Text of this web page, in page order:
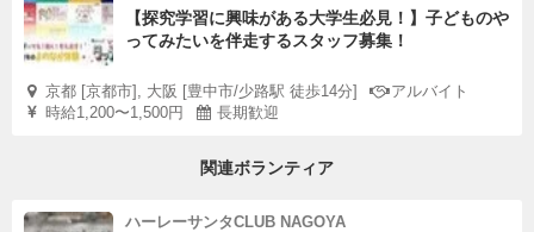
【探究学習に興味がある大学生必見！】子どものや
ってみたいを伴走するスタッフ募集！
京都 [京都市], 大阪 [豊中市/少路駅 徒歩14分]
アルバイト
時給1,200〜1,500円
長期歓迎
関連ボランティア
ハーレーサンタCLUB NAGOYA